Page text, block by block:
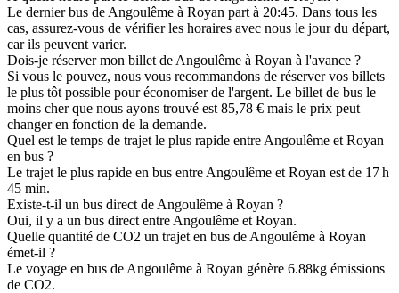
Le dernier bus de Angoulême à Royan part à 20:45. Dans tous les
cas, assurez-vous de vérifier les horaires avec nous le jour du départ,
car ils peuvent varier.
Dois-je réserver mon billet de Angoulême à Royan à l'avance ?
Si vous le pouvez, nous vous recommandons de réserver vos billets
le plus tôt possible pour économiser de l'argent. Le billet de bus le
moins cher que nous ayons trouvé est 85,78 € mais le prix peut
changer en fonction de la demande.
Quel est le temps de trajet le plus rapide entre Angoulême et Royan
en bus ?
Le trajet le plus rapide en bus entre Angoulême et Royan est de 17 h
45 min.
Existe-t-il un bus direct de Angoulême à Royan ?
Oui, il y a un bus direct entre Angoulême et Royan.
Quelle quantité de CO2 un trajet en bus de Angoulême à Royan
émet-il ?
Le voyage en bus de Angoulême à Royan génère 6.88kg émissions
de CO2.